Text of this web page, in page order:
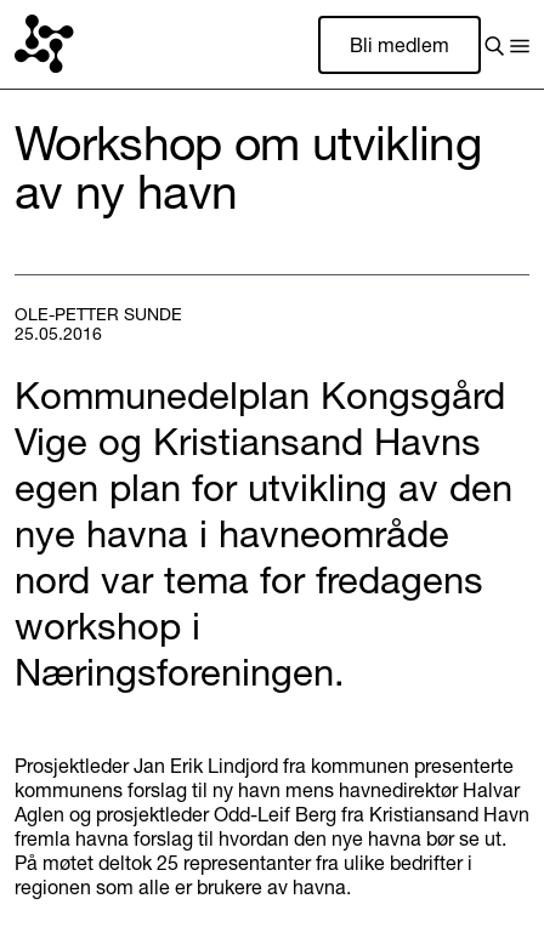
Bli medlem
Workshop om utvikling
av ny havn
OLE-PETTER SUNDE
25.05.2016
Kommunedelplan Kongsgård
Vige og Kristiansand Havns
egen plan for utvikling av den
nye havna i havneområde
nord var tema for fredagens
workshop i
Næringsforeningen.
Prosjektleder Jan Erik Lindjord fra kommunen presenterte
kommunens forslag til ny havn mens havnedirektør Halvar
Aglen og prosjektleder Odd-Leif Berg fra Kristiansand Havn
fremla havna forslag til hvordan den nye havna bør se ut.
På møtet deltok 25 representanter fra ulike bedrifter i
regionen som alle er brukere av havna.